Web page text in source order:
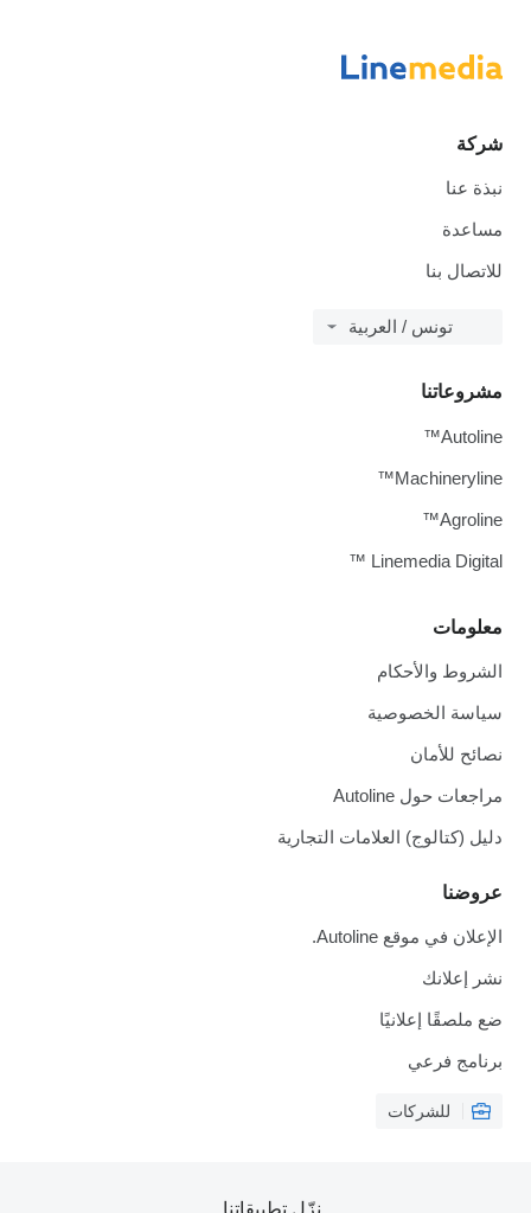
شركة
نبذة عنا
مساعدة
للاتصال بنا
تونس / العربية
معلومات
الشروط والأحكام
سياسة الخصوصية
نصائح للأمان
مراجعات حول Autoline
دليل (كتالوج) العلامات التجارية
عروضنا
الإعلان في موقع Autoline.
نشر إعلانك
ضع ملصقًا إعلانيًا
برنامج فرعي
للشركات
مشروعاتنا
Autoline™
Machineryline™
Agroline™
Linemedia Digital ™
نزّل تطبيقاتنا